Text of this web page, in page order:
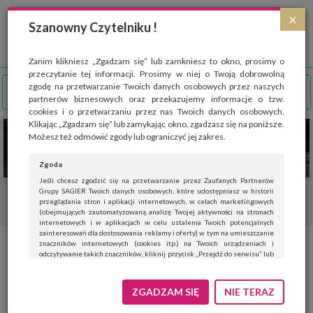
×
Szanowny Czytelniku !
Zanim klikniesz „Zgadzam się” lub zamkniesz to okno, prosimy o
przeczytanie tej informacji. Prosimy w niej o Twoją dobrowolną
zgodę na przetwarzanie Twoich danych osobowych przez naszych
partnerów biznesowych oraz przekazujemy informacje o tzw.
cookies i o przetwarzaniu przez nas Twoich danych osobowych.
Klikając „Zgadzam się” lub zamykając okno, zgadzasz się na poniższe.
Możesz też odmówić zgody lub ograniczyć jej zakres.
Zgoda
Jeśli chcesz zgodzić się na przetwarzanie przez Zaufanych Partnerów
Grupy SAGIER Twoich danych osobowych, które udostępniasz w historii
przeglądania stron i aplikacji internetowych, w celach marketingowych
(obejmujących zautomatyzowaną analizę Twojej aktywności na stronach
internetowych i w aplikacjach w celu ustalenia Twoich potencjalnych
zainteresowań dla dostosowania reklamy i oferty) w tym na umieszczanie
znaczników internetowych (cookies itp.) na Twoich urządzeniach i
odczytywanie takich znaczników, kliknij przycisk „Przejdź do serwisu” lub
Jeśli nie chcesz wyrazić zgody, kliknij „Nie teraz”.
Wyrażenie zgody jest dobrowolne. Możesz edytować zakres zgody, w tym
ZGADZAM SIĘ NIE TERAZ
Strona wykorzystuje pliki cookies, które służą głównie do celów statystycznych.
Wyrażając zgodę na używanie 'cookies', zezwalasz na zapisanie ich w pamięci
przeglądarki. Przejdź do
polityki cookies